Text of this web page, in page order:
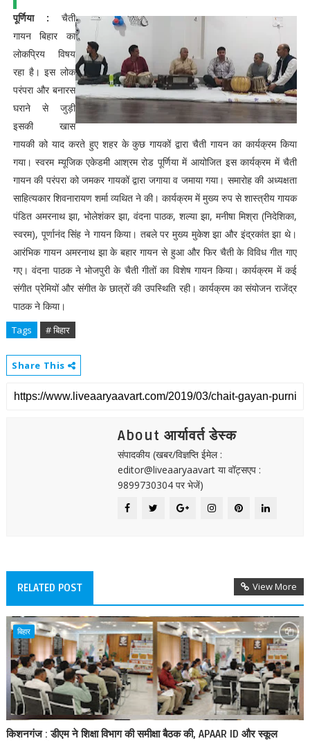
पूर्णिया : चैती
गायन बिहार का
लोकप्रिय विषय
रहा है। इस लोक
परंपरा और बनारस
घराने से जुड़ी
इसकी खास
गायकी को याद करते हुए शहर के कुछ गायकों द्वारा चैती गायन का कार्यक्रम किया
गया। स्वरम म्यूजिक एकेडमी आश्रम रोड पूर्णिया में आयोजित इस कार्यक्रम में चैती
गायन की परंपरा को जमकर गायकों द्वारा जगाया व जमाया गया। समारोह की अध्यक्षता
साहित्यकार शिवनारायण शर्मा व्यथित ने की। कार्यक्रम में मुख्य रुप से शास्त्रीय गायक
पंडित अमरनाथ झा, भोलेशंकर झा, वंदना पाठक, शल्या झा, मनीषा मिश्रा (निदेशिका,
स्वरम), पूर्णानंद सिंह ने गायन किया। तबले पर मुख्य मुकेश झा और इंद्रकांत झा थे।
आरंभिक गायन अमरनाथ झा के बहार गायन से हुआ और फिर चैती के विविध गीत गाए
गए। वंदना पाठक ने भोजपुरी के चैती गीतों का विशेष गायन किया। कार्यक्रम में कई
संगीत प्रेमियों और संगीत के छात्रों की उपस्थिति रही। कार्यक्रम का संयोजन राजेंद्र
पाठक ने किया।
Tags # बिहार
Share This
About आर्यावर्त डेस्क
संपादकीय (खबर/विज्ञप्ति ईमेल :
editor@liveaaryaavart या वॉट्सएप :
9899730304 पर भेजें)
RELATED POST View More
बिहार
किशनगंज : डीएम ने शिक्षा विभाग की समीक्षा बैठक की, APAAR ID और स्कूल